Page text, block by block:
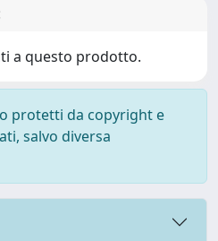
a questo prodotto.
protetti da copyright e
salvo diversa